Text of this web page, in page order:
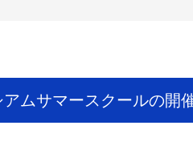
ムサマースクールの開